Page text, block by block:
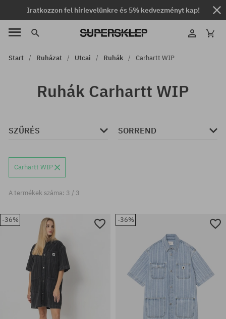
Iratkozzon fel hírlevelünkre és 5% kedvezményt kap!
Start Ruházat Utcai Ruhák Carhartt WIP
Ruhák Carhartt WIP
SZŰRÉS SORREND
Carhartt WIP
A termékek száma: 3 / 3
-36% -36%